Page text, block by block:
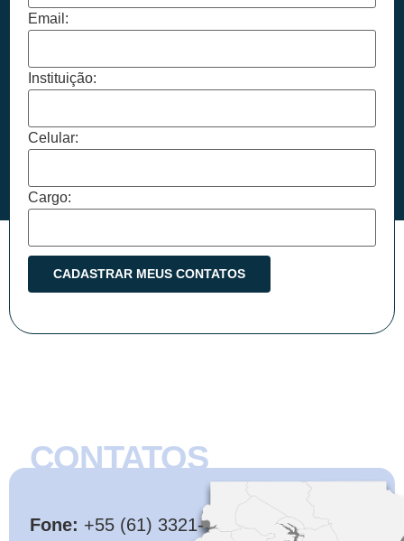
Email:
Instituição:
Celular:
Cargo:
CONTATOS
Fone: +55 (61) 3321-